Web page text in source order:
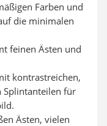
Farben und
die minimalen
feinen Ästen und
kontrastreichen,
Splintanteilen für
Ästen, vielen